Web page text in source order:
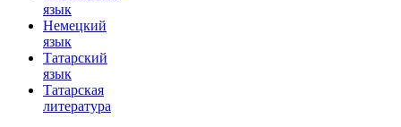
язык
Немецкий
язык
Татарский
язык
Татарская
литература